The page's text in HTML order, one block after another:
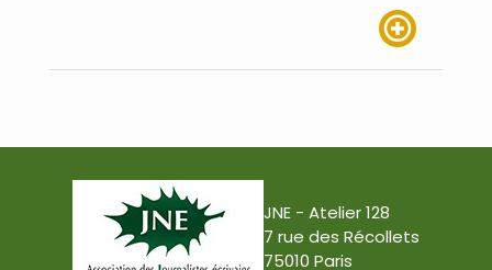
JNE - Atelier 128
7 rue des Récollets
75010 Paris